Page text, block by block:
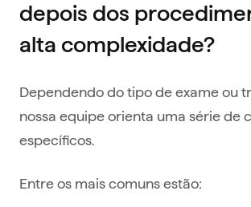
depois dos
alta complexidade?
Dependendo do tipo de exame ou
nossa equipe orienta uma série de
específicos.
Entre os mais comuns estão: